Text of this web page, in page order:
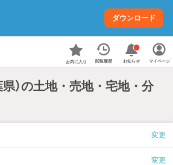
ダウンロード
お気に入り 閲覧履歴 お知らせ マイページ
県）の土地・売地・宅地・分
変更
変更